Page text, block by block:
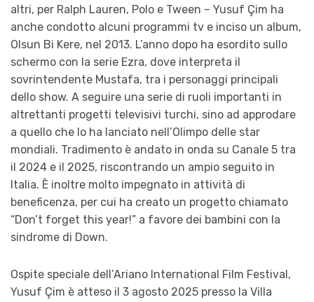
altri, per Ralph Lauren, Polo e Tween – Yusuf Çim ha
anche condotto alcuni programmi tv e inciso un album,
Olsun Bi Kere, nel 2013. L’anno dopo ha esordito sullo
schermo con la serie Ezra, dove interpreta il
sovrintendente Mustafa, tra i personaggi principali
dello show. A seguire una serie di ruoli importanti in
altrettanti progetti televisivi turchi, sino ad approdare
a quello che lo ha lanciato nell’Olimpo delle star
mondiali. Tradimento è andato in onda su Canale 5 tra
il 2024 e il 2025, riscontrando un ampio seguito in
Italia. È inoltre molto impegnato in attività di
beneficenza, per cui ha creato un progetto chiamato
“Don’t forget this year!” a favore dei bambini con la
sindrome di Down.
Ospite speciale dell’Ariano International Film Festival,
Yusuf Çim è atteso il 3 agosto 2025 presso la Villa